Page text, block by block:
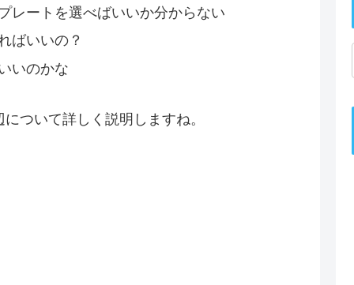
レートを選べばいいか分からない
ばいいの？
いのかな
ついて詳しく説明しますね。